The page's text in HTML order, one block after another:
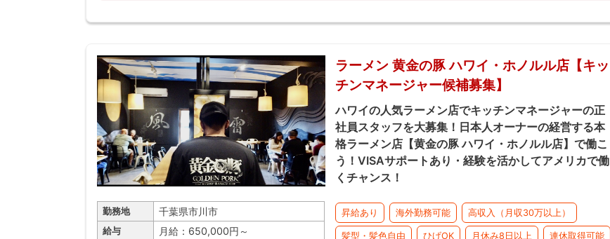
ラーメン 黄金の豚 ハワイ・ホノルル店【キッ
チンマネージャー候補募集】
ハワイの人気ラーメン店でキッチンマネージャーの正
社員スタッフを大募集！日本人オーナーの経営する本
格ラーメン店【黄金の豚 ハワイ・ホノルル店】で働こ
う！VISAサポートあり・経験を活かしてアメリカで働
くチャンス！
勤務地 千葉県市川市
給与 月給：650,000円～
昇給あり 海外勤務可能 高収入（月収30万以上）
髪型・髪色自由 ひげOK 月休み8日以上 連休取得可能